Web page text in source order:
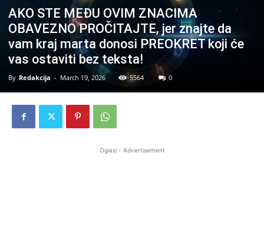
AKO STE MEĐU OVIM ZNACIMA
OBAVEZNO PROČITAJTE, jer znajte da
vam kraj marta donosi PREOKRET koji će
vas ostaviti bez teksta!
By Redakcija - March 19, 2026 5564 0
Oglasi - Advertisement